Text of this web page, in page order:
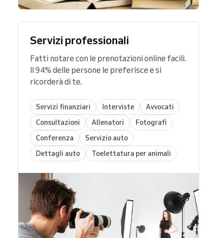
Servizi professionali
Fatti notare con le prenotazioni online facili.
Il 94% delle persone le preferisce e si
ricorderà di te.
Servizi finanziari Interviste
Avvocati
Consultazioni
Allenatori
Fotografi
Conferenza
Servizio auto
Dettagli auto
Toelettatura per animali